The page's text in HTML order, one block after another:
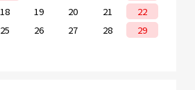
18 19 20 21
22
25 26 27 28
29